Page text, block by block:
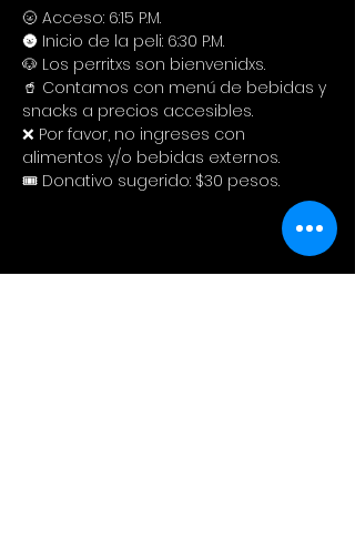
🌝 Acceso: 6:15 P.M.
🌚 Inicio de la peli: 6:30 P.M.
🐶 Los perritxs son bienvenidxs.
🥤 Contamos con menú de bebidas y
snacks a precios accesibles.
❌ Por favor, no ingreses con
alimentos y/o bebidas externos.
🎟️ Donativo sugerido: $30 pesos.